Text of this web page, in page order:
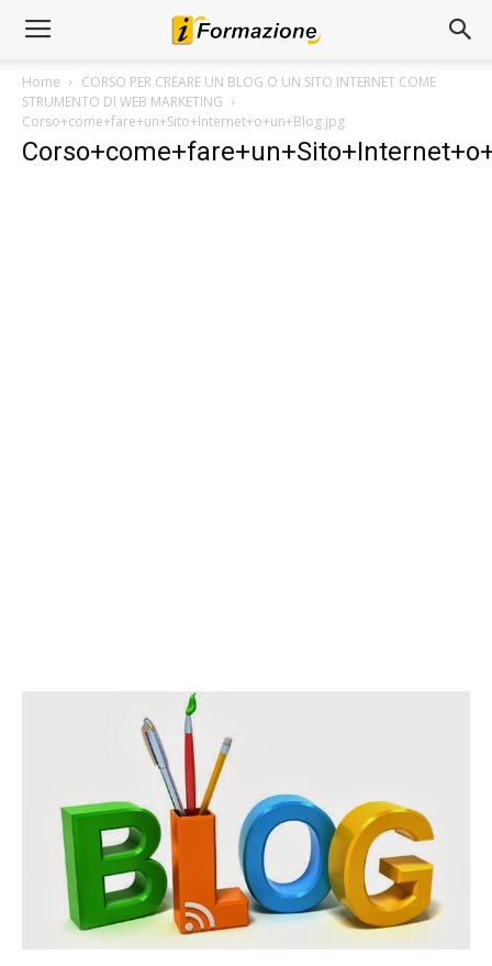
Home
CORSO PER CREARE UN BLOG O UN SITO INTERNET COME
STRUMENTO DI WEB MARKETING
Corso+come+fare+un+Sito+Internet+o+un+Blog.jpg